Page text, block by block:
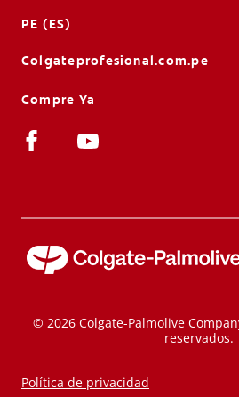
PE (ES)
Colgateprofesional.com.pe
Compre Ya
© 2026 Colgate-Palmolive
reservados.
Política de privacidad